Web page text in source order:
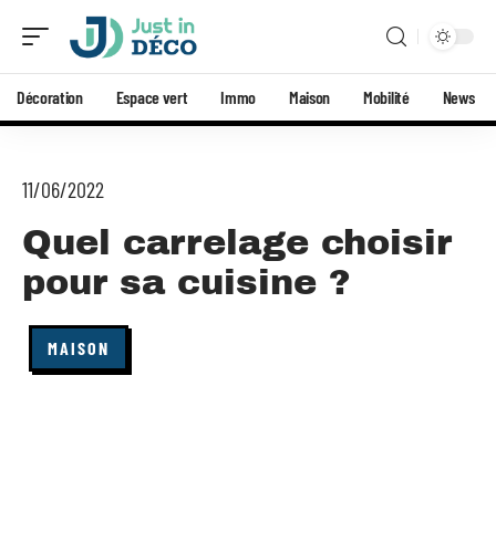
Décoration Espace vert Immo Maison Mobilité News
11/06/2022
Quel carrelage choisir
pour sa cuisine ?
MAISON